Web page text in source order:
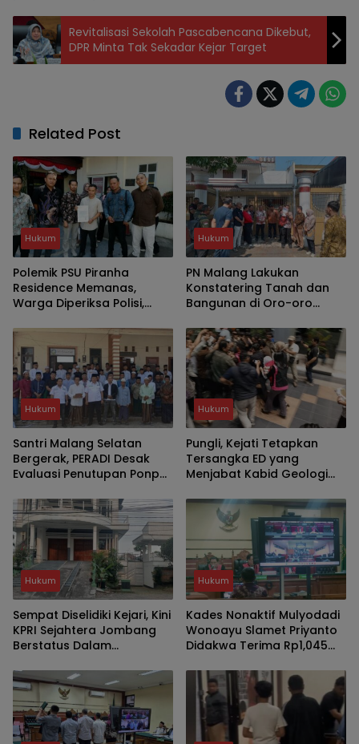
Revitalisasi Sekolah Pascabencana Dikebut,
DPR Minta Tak Sekadar Kejar Target
Related Post
Hukum
Polemik PSU Piranha
Residence Memanas,
Warga Diperiksa Polisi,
Terancam Dilaporkan
Hukum
PN Malang Lakukan
Konstatering Tanah dan
Bangunan di Oro-oro
Hukum
Santri Malang Selatan
Bergerak, PERADI Desak
Evaluasi Penutupan Ponpes
Pengasuh
Hukum
Pungli, Kejati Tetapkan
Tersangka ED yang
Menjabat Kabid Geologi
Jatim
Hukum
Sempat Diselidiki Kejari, Kini
KPRI Sejahtera Jombang
Berstatus Dalam
Hukum
Kades Nonaktif Mulyodadi
Wonoayu Slamet Priyanto
Didakwa Terima Rp1,045
Eks Gogol